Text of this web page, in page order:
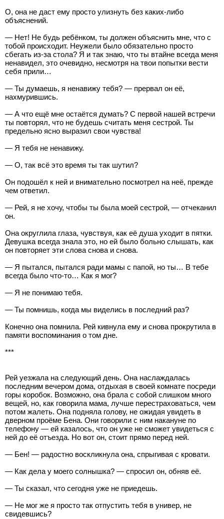
О, она не даст ему просто улизнуть без каких-либо
объяснений.
— Нет! Не будь ребёнком, ты должен объяснить мне, что с
тобой происходит. Неужели было обязательно просто
сбегать из-за стола? Я и так знаю, что ты втайне всегда меня
ненавидел, это очевидно, несмотря на твои попытки вести
себя прили…
— Ты думаешь, я ненавижу тебя? — прервал он её,
нахмурившись.
— А что ещё мне остаётся думать? С первой нашей встречи
ты повторял, что не будешь считать меня сестрой. Ты
предельно ясно выразил свои чувства!
— Я тебя не ненавижу.
— О, так всё это время ты так шутил?
Он подошёл к ней и внимательно посмотрел на неё, прежде
чем ответил.
— Рей, я не хочу, чтобы ты была моей сестрой, — отчеканил
он.
Она округлила глаза, чувствуя, как её душа уходит в пятки.
Девушка всегда знала это, но ей было больно слышать, как
он повторяет эти слова снова и снова.
— Я пытался, пытался ради мамы с папой, но ты… В тебе
всегда было что-то… Как я мог?
— Я не понимаю тебя.
— Ты помнишь, когда мы виделись в последний раз?
Конечно она помнила. Рей кивнула ему и снова прокрутила в
памяти воспоминания о том дне.
***
Рей уезжала на следующий день. Она наслаждалась
последним вечером дома, отдыхая в своей комнате посреди
горы коробок. Возможно, она брала с собой слишком много
вещей, но, как говорила мама, лучше перестраховаться, чем
потом жалеть. Она подняла голову, не ожидая увидеть в
дверном проёме Бена. Они говорили с ним накануне по
телефону — ей казалось, что он уже не сможет увидеться с
ней до её отъезда. Но вот он, стоит прямо перед ней.
— Бен! — радостно воскликнула она, спрыгивая с кровати.
— Как дела у моего солнышка? — спросил он, обняв её.
— Ты сказал, что сегодня уже не приедешь.
— Не мог же я просто так отпустить тебя в универ, не
свидевшись?